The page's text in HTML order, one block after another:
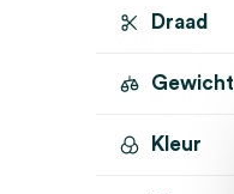
Draad
Gewicht
Kleur